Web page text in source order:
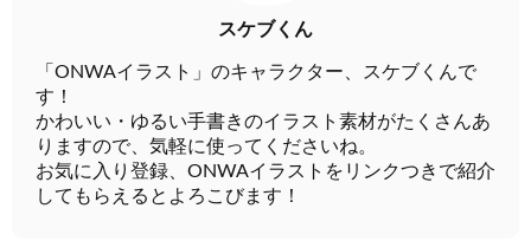
スケブくん
「ONWAイラスト」のキャラクター、スケブくんで
す！
かわいい・ゆるい手書きのイラスト素材がたくさんあ
りますので、気軽に使ってくださいね。
お気に入り登録、ONWAイラストをリンクつきで紹介
してもらえるとよろこびます！